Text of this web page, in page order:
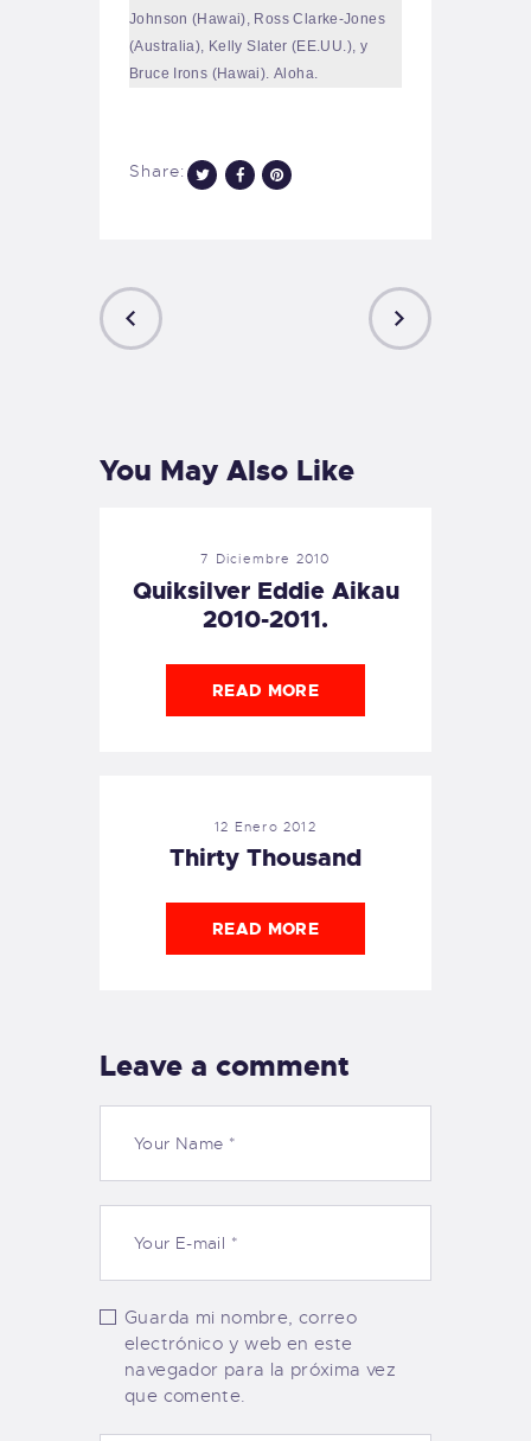
Johnson (Hawai), Ross Clarke-Jones
(Australia), Kelly Slater (EE.UU.), y
Bruce Irons (Hawai). Aloha.
Share:
You May Also Like
7 Diciembre 2010
Quiksilver Eddie Aikau
2010-2011.
READ MORE
12 Enero 2012
Thirty Thousand
READ MORE
Leave a comment
Guarda mi nombre, correo
electrónico y web en este
navegador para la próxima vez
que comente.